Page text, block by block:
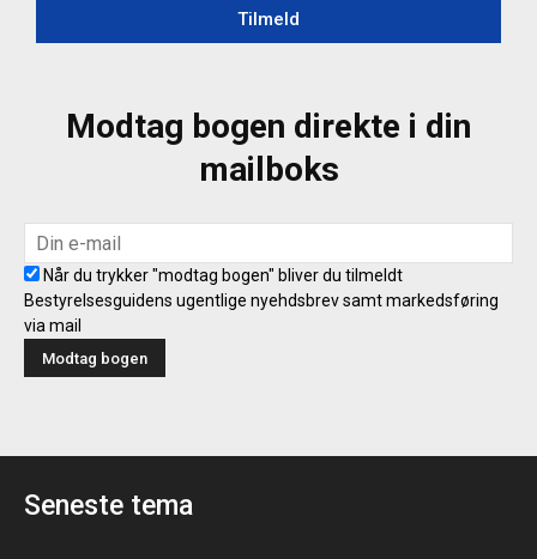
Tilmeld
Modtag bogen direkte i din
mailboks
Når du trykker "modtag bogen" bliver du tilmeldt
Bestyrelsesguidens ugentlige nyehdsbrev samt markedsføring
via mail
Seneste tema